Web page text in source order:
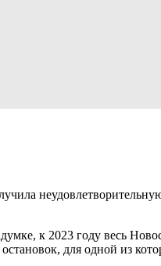
к 2023 году весь
для одной из